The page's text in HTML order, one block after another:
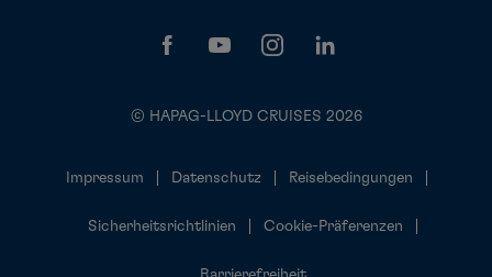
© HAPAG-LLOYD CRUISES 2026
Impressum Datenschutz Reisebedingungen
Sicherheitsrichtlinien Cookie-Präferenzen